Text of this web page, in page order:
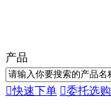
产品
快速下单 委托选购